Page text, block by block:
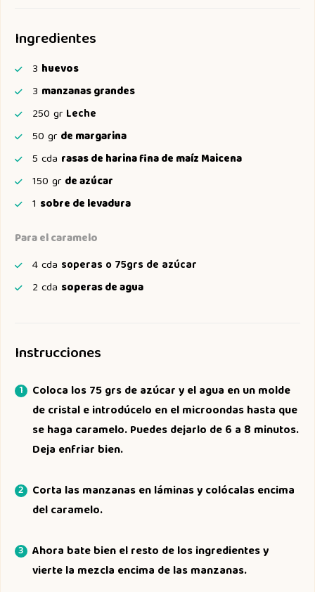
Ingredientes
3 huevos
3 manzanas grandes
250 gr Leche
50 gr de margarina
5 cda rasas de harina fina de maíz Maicena
150 gr de azúcar
1 sobre de levadura
Para el caramelo
4cda soperas o 75grs de azúcar
2 cda soperas de agua
Instrucciones
Coloca los 75 grs de azúcar y el agua en un molde
de cristal e introdúcelo en el microondas hasta que
se haga caramelo. Puedes dejarlo de 6 a 8 minutos.
Deja enfriar bien.
Corta las manzanas en láminas y colócalas encima
del caramelo.
Ahora bate bien el resto de los ingredientes y
vierte la mezcla encima de las manzanas.